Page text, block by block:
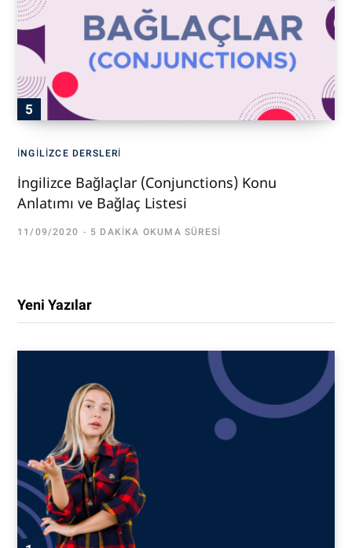
İNGILIZCE DERSLERI
İngilizce Bağlaçlar (Conjunctions) Konu
Anlatımı ve Bağlaç Listesi
11/09/2020 5 DAKIKA OKUMA SÜRESI
Yeni Yazılar